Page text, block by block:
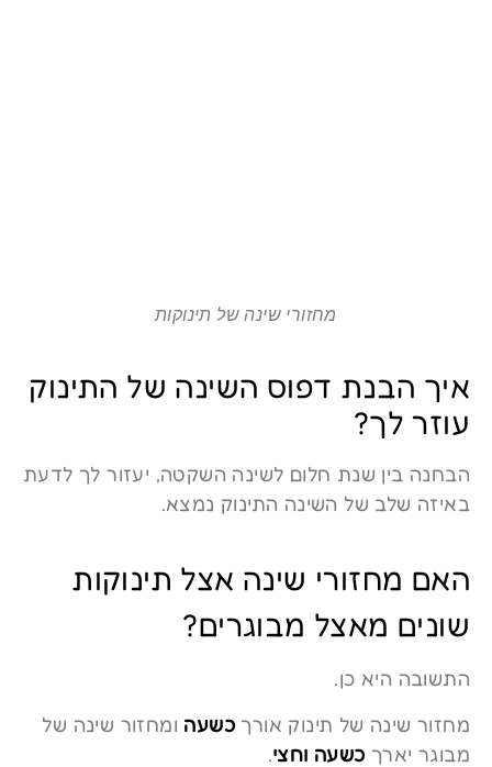
מחזורי שינה של תינוקות
איך הבנת דפוס השינה של התינוק
עוזר לך?
הבחנה בין שנת חלום לשינה השקטה, יעזור לך לדעת
באיזה שלב של השינה התינוק נמצא.
האם מחזורי שינה אצל תינוקות
שונים מאצל מבוגרים?
התשובה היא כן.
מחזור שינה של תינוק אורך כשעה ומחזור שינה של
מבוגר יארך כשעה וחצי.